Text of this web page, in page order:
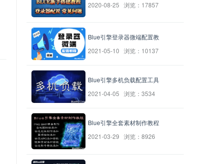
2020-08-25 浏览：17857
Blue引擎登录器微端配置教
2021-05-10 浏览：10137
Blue引擎多机负载配置工具
2021-04-05 浏览：3534
Blue引擎全套素材制作教程
2021-03-29 浏览：8926